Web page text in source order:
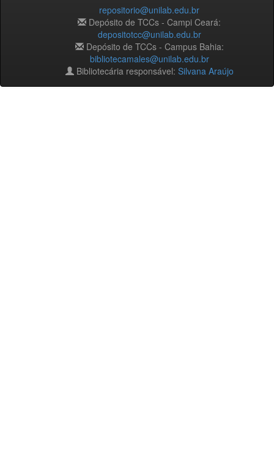
repositorio@unilab.edu.br
Depósito de TCCs - Campi Ceará:
depositotcc@unilab.edu.br
Depósito de TCCs - Campus Bahia:
bibliotecamales@unilab.edu.br
Bibliotecária responsável: Silvana Araújo